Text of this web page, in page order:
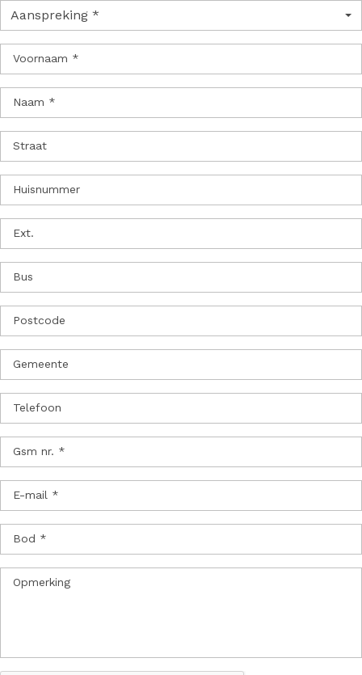
Aanspreking *
Voornaam *
Naam *
Straat
Huisnummer
Ext.
Bus
Postcode
Gemeente
Telefoon
Gsm nr. *
E-mail *
Bod *
Opmerking